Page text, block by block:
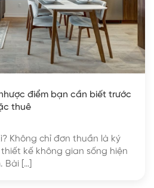
điểm bạn cần biết trước
thuê
Không chỉ đơn thuần là ký
thiết kế không gian sống hiện
Bài […]